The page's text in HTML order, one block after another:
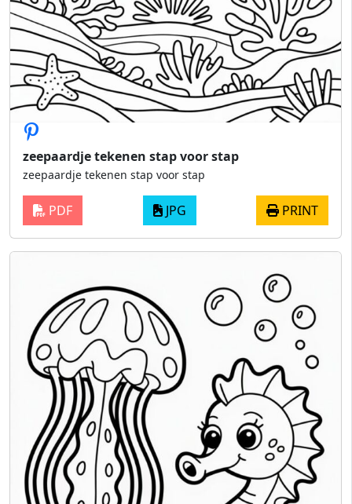
zeepaardje tekenen stap voor stap
zeepaardje tekenen stap voor stap
PDF JPG PRINT